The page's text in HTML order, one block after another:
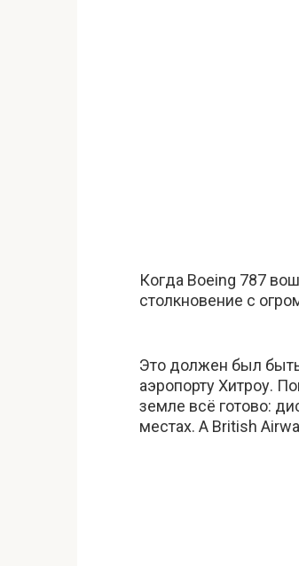
Когда Boeing 787
столкновение с
Это должен был
аэропорту Хитроу.
земле всё готово:
местах. А British